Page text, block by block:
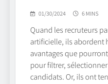
01/30/2024 6 MINS
Quand les recruteurs
artificielle, ils abordent
avantages que
pour filtrer,
candidats. Or, ils ont